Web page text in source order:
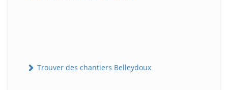
Trouver des chantiers Belleydoux